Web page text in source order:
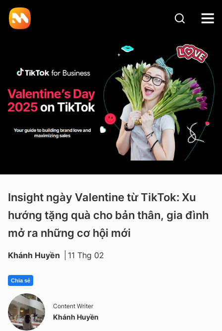
Insight ngày Valentine từ TikTok: Xu
hướng tặng quà cho bản thân, gia đình
mở ra những cơ hội mới
Khánh Huyền 11 Thg 02
Chia sẻ
Content Writer
Khánh Huyền